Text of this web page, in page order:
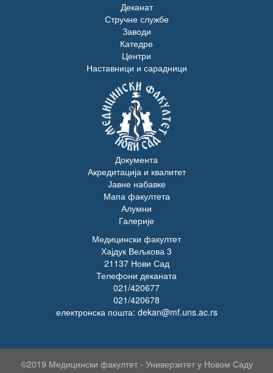
Деканат
Стручне службе
Заводи
Катедре
Центри
Наставници и сарадници
Документа
Акредитација и квалитет
Јавне набавке
Мапа факултета
Алумни
Галерије
Медицински факултет
Хајдук Вељкова 3
21137 Нови Сад
Телефони деканата
021/420677
021/420678
електронска пошта: dekan@mf.uns.ac.rs
©2019 Медицински факултет - Универзитет у Новом Саду